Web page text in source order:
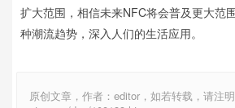
扩大范围，相信未来NFC将会普及更大范
种潮流趋势，深入人们的生活应用。
原创文章，作者：editor，如若转载，请注